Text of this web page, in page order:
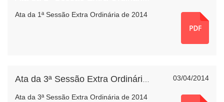
Ata da 1ª Sessão Extra Ordinária de 2014
03/04/2014
Ata da 3ª Sessão Extra Ordinária de 2014